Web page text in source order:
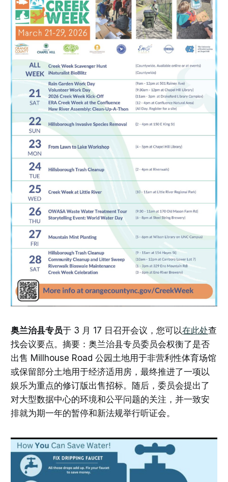
奥兰治县专员于 3 月 17 日召开会议，您可以在此处查
找会议要点。摘要：奥兰治县专员委员会权衡了是否
出售 Millhouse Road 公园土地用于非营利性体育场馆
或保留部分土地用于经济适用房，最终推进了一项以
娱乐为重点的修订版出售招标。随后，委员会提出了
对大型数据中心的环境和公平问题的关注，并一致安
排就为期一年的暂停和新法规举行听证会。